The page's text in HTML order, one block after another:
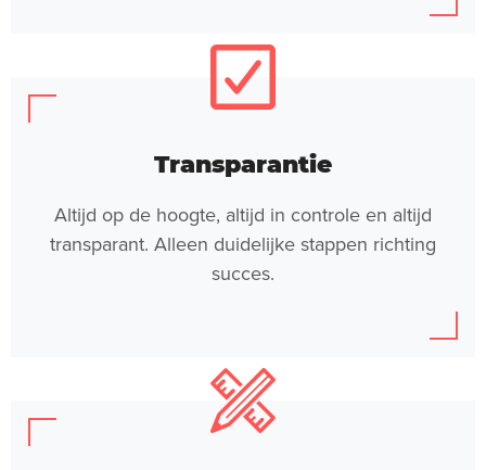
Transparantie
Altijd op de hoogte, altijd in controle en altijd
transparant. Alleen duidelijke stappen richting
succes.